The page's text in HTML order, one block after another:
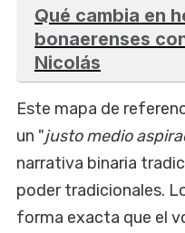
Qué cambia en
bonaerenses
Nicolás
Este mapa de
un "justo medio
narrativa binaria
poder tradicionales.
forma exacta que el